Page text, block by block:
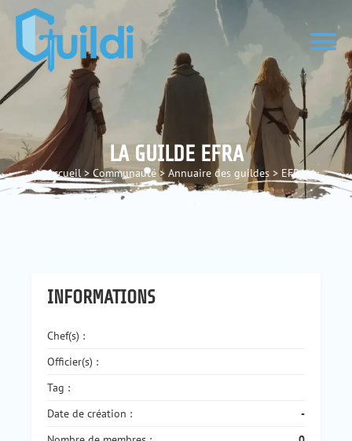
LA GUILDE EFRA
Accueil > Communauté > Annuaire des guildes > EFRA
INFORMATIONS
Chef(s) :
Officier(s) :
Tag :
Date de création :
-